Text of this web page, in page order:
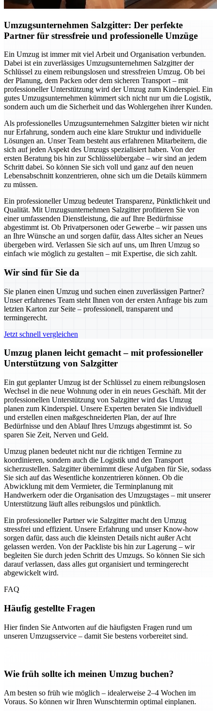
Umzugsunternehmen Salzgitter: Der perfekte
Partner für stressfreie und professionelle Umzüge
Ein Umzug ist immer mit viel Arbeit und Organisation verbunden.
Dabei ist ein zuverlässiges Umzugsunternehmen Salzgitter der
Schlüssel zu einem reibungslosen und stressfreien Umzug. Ob bei
der Planung, dem Packen oder dem sicheren Transport – mit
professioneller Unterstützung wird der Umzug zum Kinderspiel. Ein
gutes Umzugsunternehmen kümmert sich nicht nur um die Logistik,
sondern auch um die Sicherheit und das Wohlergehen ihrer Kunden.
Als professionelles Umzugsunternehmen Salzgitter bieten wir nicht
nur Erfahrung, sondern auch eine klare Struktur und individuelle
Lösungen an. Unser Team besteht aus erfahrenen Mitarbeitern, die
sich auf jeden Aspekt des Umzugs spezialisiert haben. Von der
ersten Beratung bis hin zur Schlüsselübergabe – wir sind an jedem
Schritt dabei. So können Sie sich voll und ganz auf den neuen
Lebensabschnitt konzentrieren, ohne sich um die Details kümmern
zu müssen.
Ein professioneller Umzug bedeutet Transparenz, Pünktlichkeit und
Qualität. Mit Umzugsunternehmen Salzgitter profitieren Sie von
einer umfassenden Dienstleistung, die auf Ihre Bedürfnisse
abgestimmt ist. Ob Privatpersonen oder Gewerbe – wir passen uns
an Ihre Wünsche an und sorgen dafür, dass Altes sicher an Neues
übergeben wird. Verlassen Sie sich auf uns, um Ihren Umzug so
einfach wie möglich zu gestalten – mit Expertise, die sich zahlt.
Wir sind für Sie da
Sie planen einen Umzug und suchen einen zuverlässigen Partner?
Unser erfahrenes Team steht Ihnen von der ersten Anfrage bis zum
letzten Karton zur Seite – professionell, transparent und
termingerecht.
Jetzt schnell vergleichen
Umzug planen leicht gemacht – mit professioneller
Unterstützung von Salzgitter
Ein gut geplanter Umzug ist der Schlüssel zu einem reibungslosen
Wechsel in die neue Wohnung oder in ein neues Geschäft. Mit der
professionellen Unterstützung von Salzgitter wird das Umzug
planen zum Kinderspiel. Unsere Experten beraten Sie individuell
und erstellen einen maßgeschneiderten Plan, der auf Ihre
Bedürfnisse und den Ablauf Ihres Umzugs abgestimmt ist. So
sparen Sie Zeit, Nerven und Geld.
Umzug planen bedeutet nicht nur die richtigen Termine zu
koordinieren, sondern auch die Logistik und den Transport
sicherzustellen. Salzgitter übernimmt diese Aufgaben für Sie, sodass
Sie sich auf das Wesentliche konzentrieren können. Ob die
Abwicklung mit dem Vermieter, die Terminplanung mit
Handwerkern oder die Organisation des Umzugstages – mit unserer
Unterstützung läuft alles reibungslos und pünktlich.
Ein professioneller Partner wie Salzgitter macht den Umzug
stressfrei und effizient. Unsere Erfahrung und unser Know-how
sorgen dafür, dass auch die kleinsten Details nicht außer Acht
gelassen werden. Von der Packliste bis hin zur Lagerung – wir
begleiten Sie durch jeden Schritt des Umzugs. So können Sie sich
darauf verlassen, dass alles gut organisiert und termingerecht
abgewickelt wird.
FAQ
Häufig gestellte Fragen
Hier finden Sie Antworten auf die häufigsten Fragen rund um
unseren Umzugsservice – damit Sie bestens vorbereitet sind.
Wie früh sollte ich meinen Umzug buchen?
Am besten so früh wie möglich – idealerweise 2–4 Wochen im
Voraus. So können wir Ihren Wunschtermin optimal einplanen.